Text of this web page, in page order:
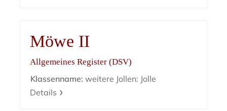
Möwe II
Allgemeines Register (DSV)
Klassenname: weitere Jollen: Jolle
Details